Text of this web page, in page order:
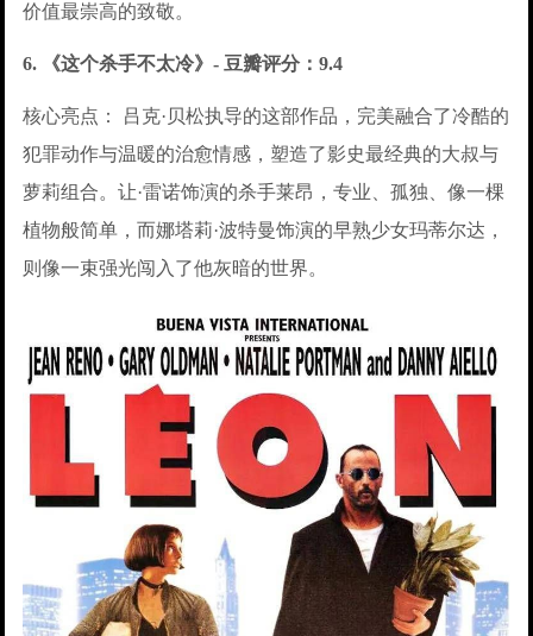
价值最崇高的致敬。
6. 《这个杀手不太冷》- 豆瓣评分：9.4
核心亮点： 吕克·贝松执导的这部作品，完美融合了冷酷的
犯罪动作与温暖的治愈情感，塑造了影史最经典的大叔与
萝莉组合。让·雷诺饰演的杀手莱昂，专业、孤独、像一棵
植物般简单，而娜塔莉·波特曼饰演的早熟少女玛蒂尔达，
则像一束强光闯入了他灰暗的世界。